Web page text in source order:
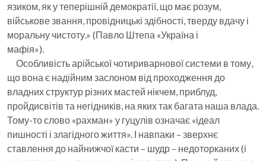
язиком, як у теперішній демократії, що має розум,
військове звання, провідницькі здібності, тверду вдачу і
моральну чистоту.» (Павло Штепа «Україна і
мафія»).
Особливість арійської чотириварнової системи в тому,
що вона є надійним заслоном від проходження до
владних структур різних мастей нікчем, приблуд,
пройдисвітів та негідників, на яких так багата наша влада.
Тому-то слово «рахман» у гуцулів означає «ідеал
пишності і злагідного життя». І навпаки – зверхнє
ставлення до найнижчої касти – шудр – недоторканих (і